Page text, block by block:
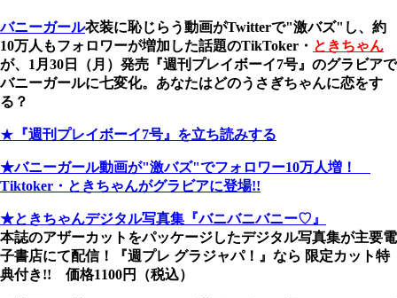
バニーガール衣装に恥じらう動画がTwitterで"激バズ"し、約
10万人もフォロワーが増加した話題のTikToker・ ときちゃん
が、1月30日（月）発売『週刊プレイボーイ7号』のグラビアで
バニーガールに七変化。あなたはどのうさぎちゃんに恋をす
る？
★ 『週刊プレイボーイ7号』を立ち読みする
★バニーガール動画が"激バズ"でフォロワー10万人増！
Tiktoker・ときちゃんがグラビアに登場!!
★ときちゃんデジタル写真集『バニバニバニー♡』
本誌のアザーカットをパッケージしたデジタル写真集が主要電
子書店にて配信！『週プレ グラジャパ！』なら 限定カット特
典付き!! 価格1100円（税込）